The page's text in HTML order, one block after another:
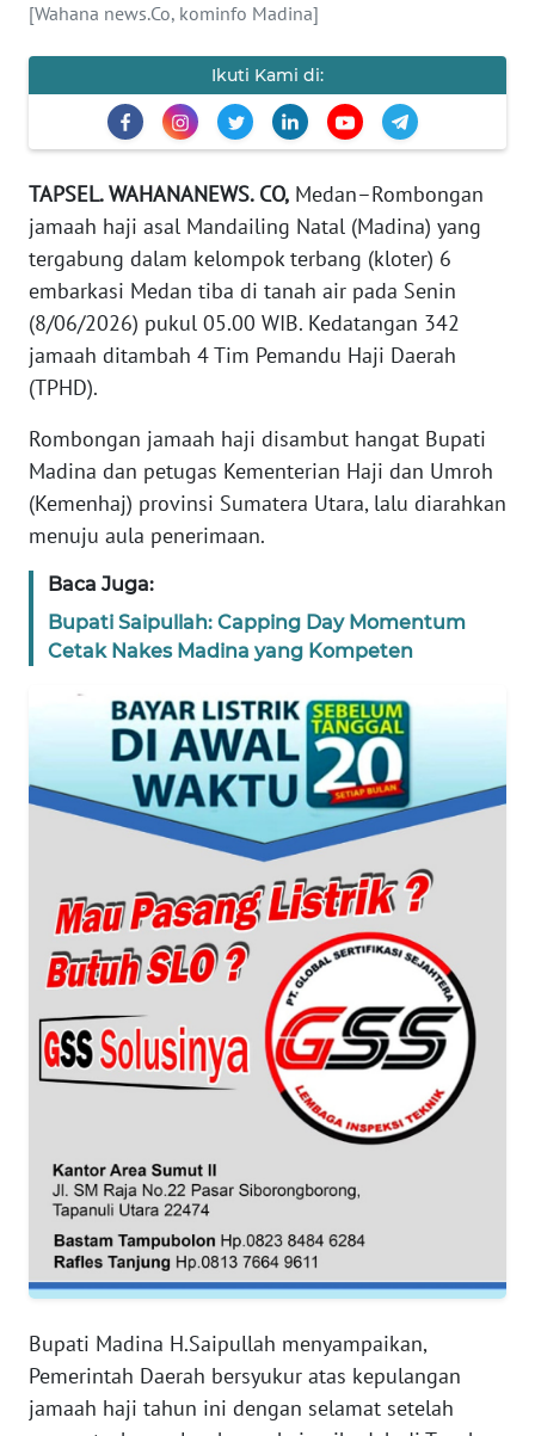
[Wahana news.Co, kominfo Madina]
Ikuti Kami di:
TAPSEL. WAHANANEWS. CO, Medan–Rombongan
jamaah haji asal Mandailing Natal (Madina) yang
tergabung dalam kelompok terbang (kloter) 6
embarkasi Medan tiba di tanah air pada Senin
(8/06/2026) pukul 05.00 WIB. Kedatangan 342
jamaah ditambah 4 Tim Pemandu Haji Daerah
(TPHD).
Rombongan jamaah haji disambut hangat Bupati
Madina dan petugas Kementerian Haji dan Umroh
(Kemenhaj) provinsi Sumatera Utara, lalu diarahkan
menuju aula penerimaan.
Baca Juga:
Bupati Saipullah: Capping Day Momentum
Cetak Nakes Madina yang Kompeten
Bupati Madina H.Saipullah menyampaikan,
Pemerintah Daerah bersyukur atas kepulangan
jamaah haji tahun ini dengan selamat setelah
KAMI
MEDIA
REDAKSI
KARIR
DISCLAIMER
Wahana
News
WN
SUMUT
WN
WN
WN
KEPRI
WN
PAPUA
WN
RIAU
WN
SERAMBI
JAMBI